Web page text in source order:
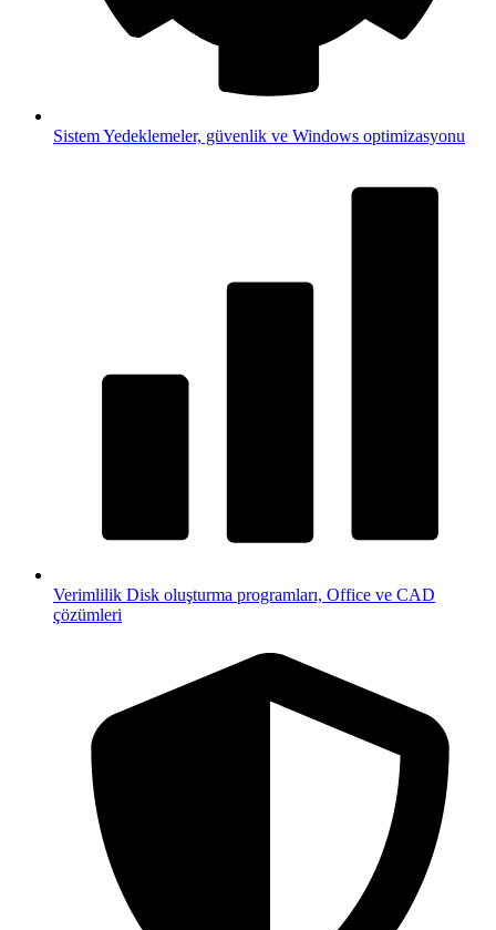
SistemYedeklemeler, güvenlik ve Windows optimizasyonu
Verimlilik Disk oluşturma programları, Office ve CAD
çözümleri